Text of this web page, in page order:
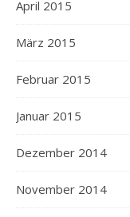
April 2015
März 2015
Februar 2015
Januar 2015
Dezember 2014
November 2014